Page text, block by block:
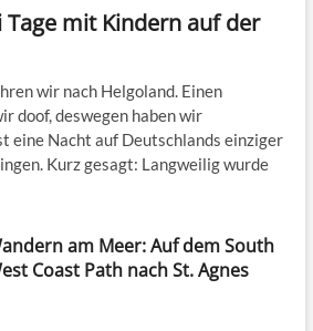
Tage mit Kindern auf der
wir nach Helgoland. Einen
doof, deswegen haben wir
eine Nacht auf Deutschlands einziger
Kurz gesagt: Langweilig wurde
am Meer: Auf dem South
Coast Path nach St. Agnes